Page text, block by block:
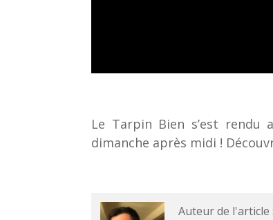
Le Tarpin Bien s’est rendu
dimanche après midi !
Auteur de l'article :